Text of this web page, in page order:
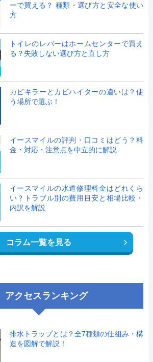
ーで買える？ 種類・選び方と安全な使い
方
トイレのレバーはホームセンターで買え
る？失敗しない選び方と直し方
カビキラーとカビハイターの違いは？使
う場所で選ぶ！
イースマイルの評判・口コミはどう？料
金・対応・注意点を中立的に解説
イースマイルの水道修理料金はどれくら
い？トラブル別の費用目安と相場比較・
内訳を解説
コラム一覧を見る
アクセスランキング
排水トラップとは？全7種類の仕組み・構
造を図解で解説！